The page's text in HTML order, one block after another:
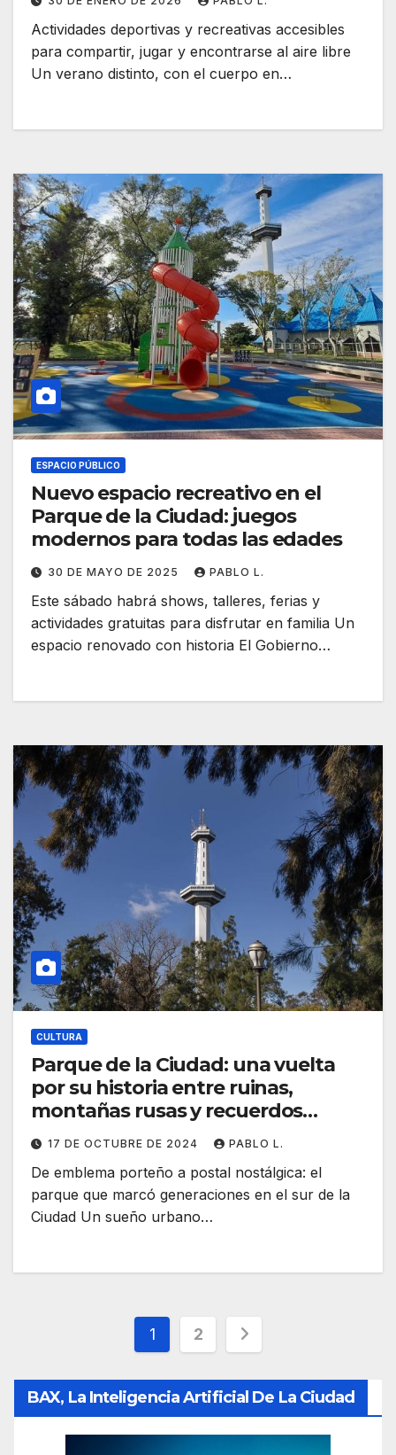
Actividades deportivas y recreativas accesibles
para compartir, jugar y encontrarse al aire libre
Un verano distinto, con el cuerpo en…
ESPACIO PÚBLICO
Nuevo espacio recreativo en el
Parque de la Ciudad: juegos
modernos para todas las edades
30 DE MAYO DE 2025 PABLO L.
Este sábado habrá shows, talleres, ferias y
actividades gratuitas para disfrutar en familia Un
espacio renovado con historia El Gobierno…
CULTURA
Parque de la Ciudad: una vuelta
por su historia entre ruinas,
montañas rusas y recuerdos
barriales
17 DE OCTUBRE DE 2024 PABLO L.
De emblema porteño a postal nostálgica: el
parque que marcó generaciones en el sur de la
Ciudad Un sueño urbano…
Paginación
de
entradas
1 2
BAX, La Inteligencia Artificial De La Ciudad